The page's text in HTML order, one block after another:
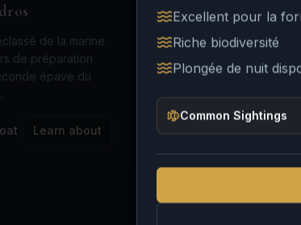
de la marine
de préparation
épave du
Learn about
Excellent pour la
Riche biodiversité
Plongée de nuit
Common Sightings